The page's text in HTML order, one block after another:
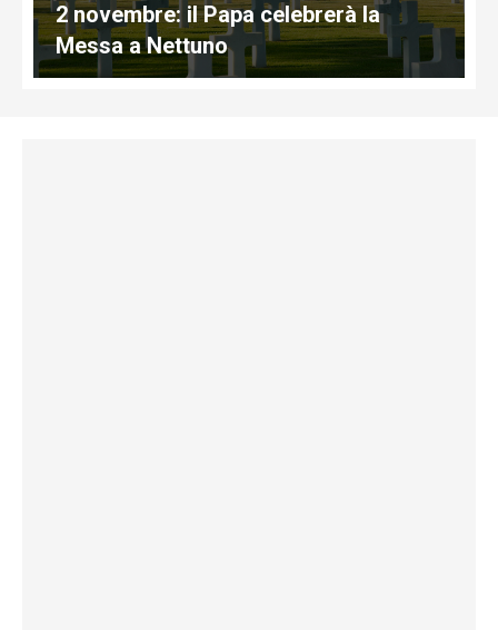
2 novembre: il Papa celebrerà la
Messa a Nettuno